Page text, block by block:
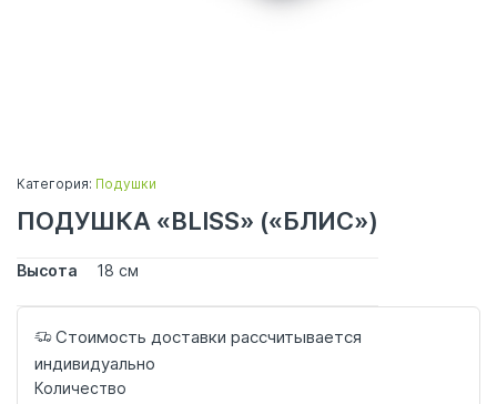
Категория: Подушки
ПОДУШКА «BLISS» («БЛИС»)
Высота 18 см
Стоимость доставки рассчитывается
индивидуально
Количество